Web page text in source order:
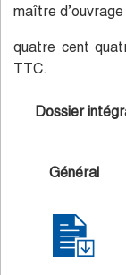
maître
quatre cent
TTC.
Dossier
Général